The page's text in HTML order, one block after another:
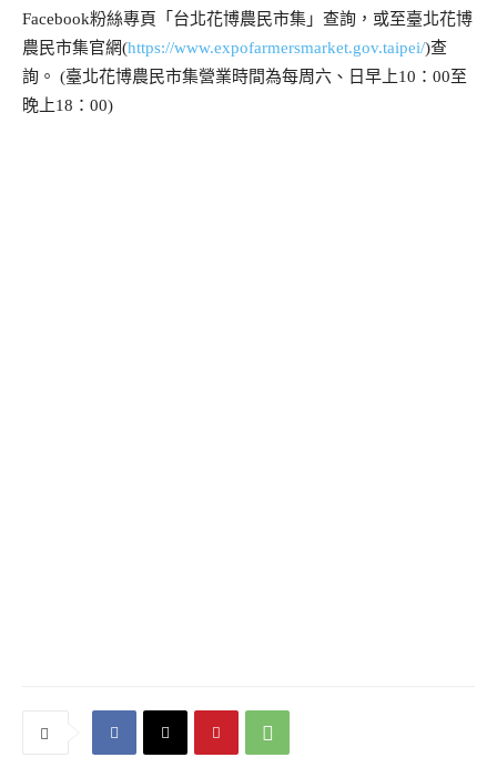
Facebook粉絲專頁「台北花博農民市集」查詢，或至臺北花博
農民市集官網(https://www.expofarmersmarket.gov.taipei/)查
詢。 (臺北花博農民市集營業時間為每周六、日早上10：00至
晚上18：00)